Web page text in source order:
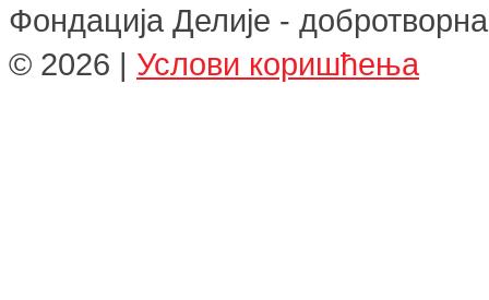
Фондација Делије -
© 2026 | Услови коришћења